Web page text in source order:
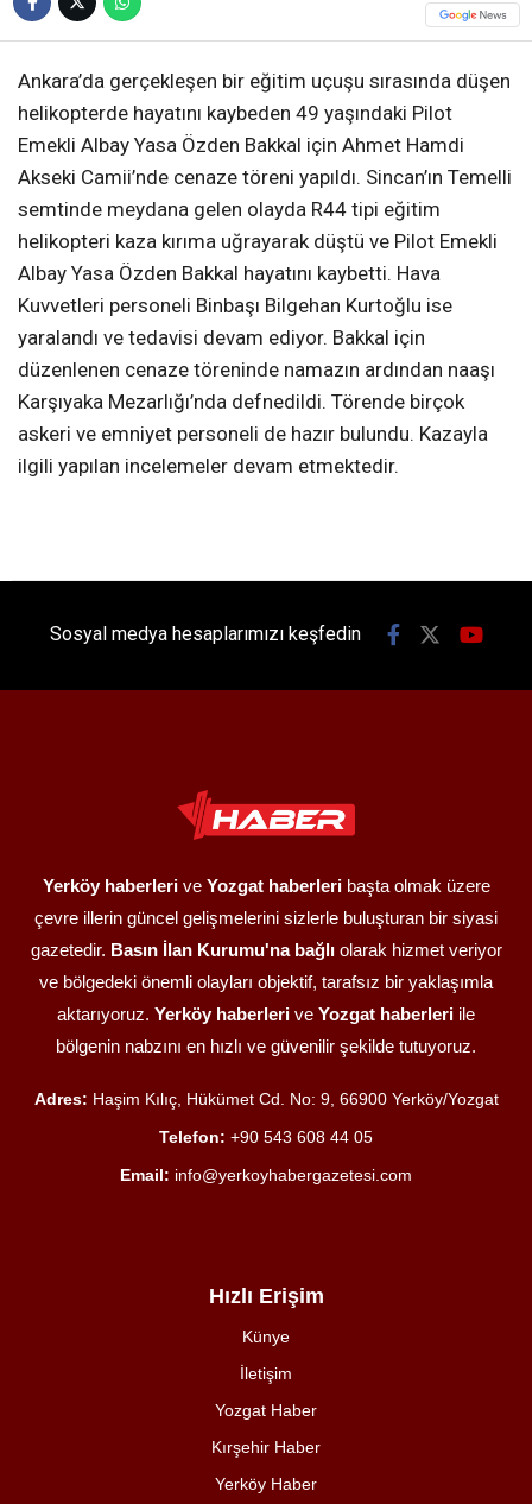
Ankara’da gerçekleşen bir eğitim uçuşu sırasında düşen
helikopterde hayatını kaybeden 49 yaşındaki Pilot
Emekli Albay Yasa Özden Bakkal için Ahmet Hamdi
Akseki Camii’nde cenaze töreni yapıldı. Sincan’ın Temelli
semtinde meydana gelen olayda R44 tipi eğitim
helikopteri kaza kırıma uğrayarak düştü ve Pilot Emekli
Albay Yasa Özden Bakkal hayatını kaybetti. Hava
Kuvvetleri personeli Binbaşı Bilgehan Kurtoğlu ise
yaralandı ve tedavisi devam ediyor. Bakkal için
düzenlenen cenaze töreninde namazın ardından naaşı
Karşıyaka Mezarlığı’nda defnedildi. Törende birçok
askeri ve emniyet personeli de hazır bulundu. Kazayla
ilgili yapılan incelemeler devam etmektedir.
Sosyal medya hesaplarımızı keşfedin
Yerköy haberlerive Yozgat haberleribaşta olmak üzere
çevre illerin güncel gelişmelerini sizlerle buluşturan bir siyasi
gazetedir. Basın İlan Kurumu'na bağlıolarak hizmet veriyor
ve bölgedeki önemli olayları objektif, tarafsız bir yaklaşımla
aktarıyoruz. Yerköy haberleri ve Yozgat haberleri ile
bölgenin nabzını en hızlı ve güvenilir şekilde tutuyoruz.
Adres: Haşim Kılıç, Hükümet Cd. No: 9, 66900 Yerköy/Yozgat
Telefon: +90 543 608 44 05
Email: info@yerkoyhabergazetesi.com
Hızlı Erişim
Künye
İletişim
Yozgat Haber
Kırşehir Haber
Yerköy Haber